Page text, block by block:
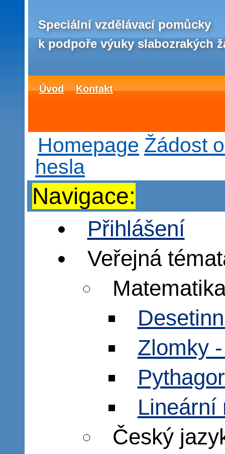
Speciální vzdělávací pomůcky
k podpoře výuky slabozrakých
Úvod Kontakt
Homepage Žádost
hesla
Navigace:
Přihlášení
Veřejná
Zlomky
Lineární
Český